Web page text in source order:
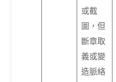
或截
圖，但
斷章取
義或變
造脈絡